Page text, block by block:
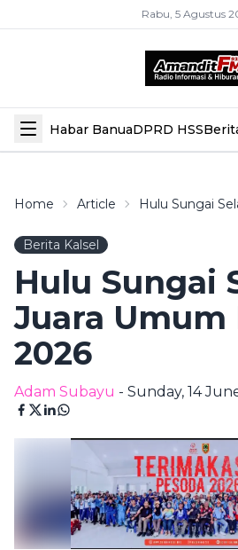
Rabu, 5 Agustus
Habar BanuaDPRD HSS
Home Article Hulu Sungai
Berita Kalsel
Hulu Sungai
Juara Umum
2026
Adam Subayu - Sunday, 14